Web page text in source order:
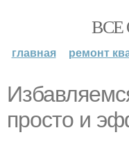
ВСЕ
главная ремонт
просто и